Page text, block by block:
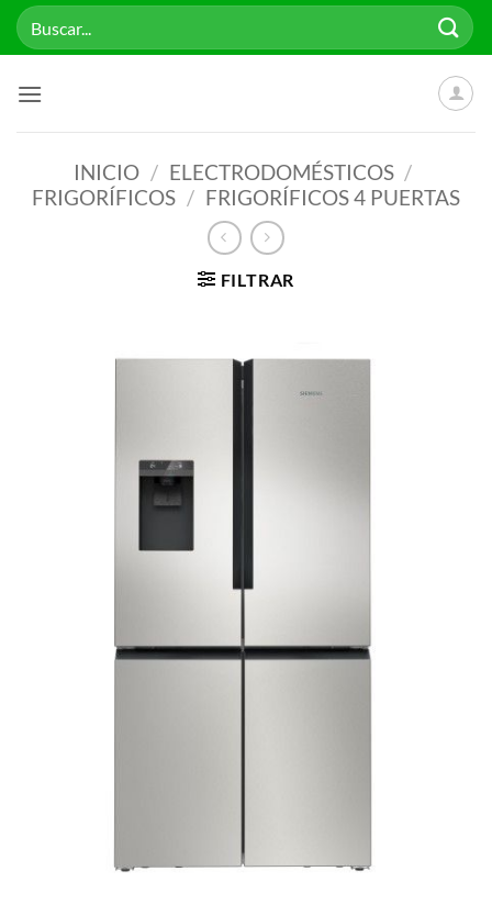
Saltar
Buscar
por:
INICIO / ELECTRODOMÉSTICOS /
FRIGORÍFICOS / FRIGORÍFICOS 4 PUERTAS
FILTRAR